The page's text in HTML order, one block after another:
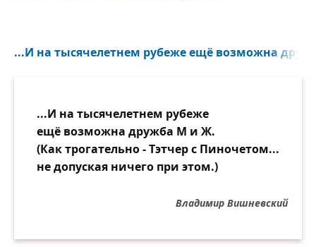
...И на тысячелетнем рубеже ещё возможна
...И на тысячелетнем рубеже
ещё возможна дружба М и Ж.
(Как трогательно - Тэтчер с Пиночетом...
не допуская ничего при этом.)
Владимир Вишневский